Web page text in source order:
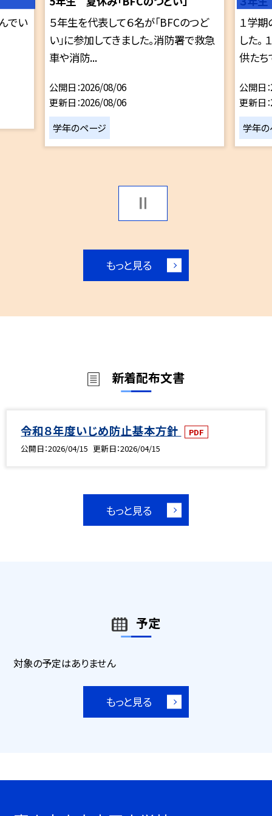
でい
５年生を代表して６名が「BFCのつど
い」に参加してきました。消防署で救急
車や消防...
公開日 2026/08/06
更新日 2026/08/06
学年のページ
１学
した。
供たち
公開日
更新日
学年
もっと見る
新着配布文書
令和８年度いじめ防止基本方針
PDF
公開日 2026/04/15 更新日 2026/04/15
もっと見る
予定
対象の予定はありません
もっと見る